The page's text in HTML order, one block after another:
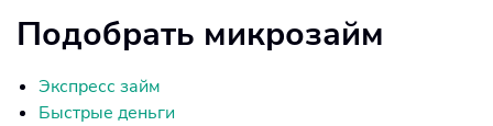
Подобрать микрозайм
Экспресс займ
Быстрые деньги